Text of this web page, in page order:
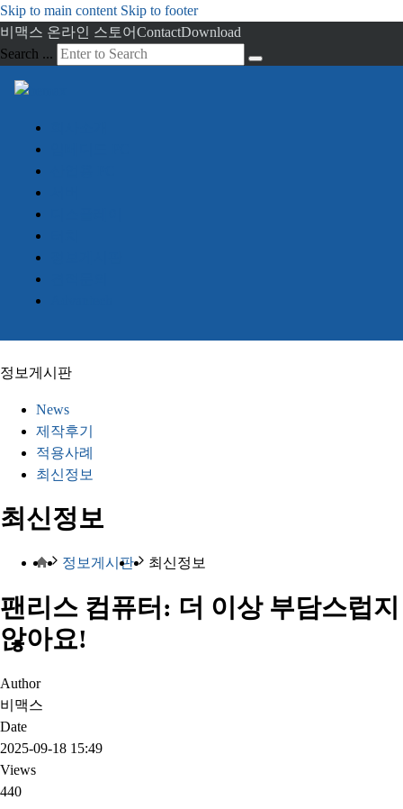
Skip to main content Skip to footer
비맥스 온라인 스토어ContactDownload
Search ...
정보게시판
News
제작후기
적용사례
최신정보
최신정보
정보게시판 최신정보
팬리스 컴퓨터: 더 이상 부담스럽지
않아요!
Author
비맥스
Date
2025-09-18 15:49
Views
440